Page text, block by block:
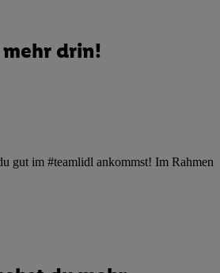
drin!
gut im #teamlidl ankommst! Im Rahmen